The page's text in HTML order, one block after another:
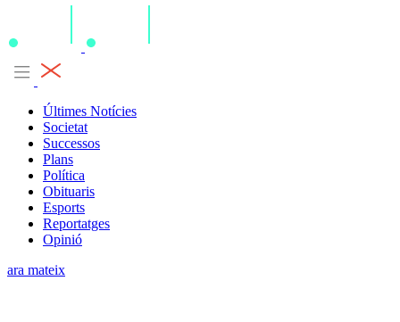
Últimes Notícies
Societat
Successos
Plans
Política
Obituaris
Esports
Reportatges
Opinió
ara mateix